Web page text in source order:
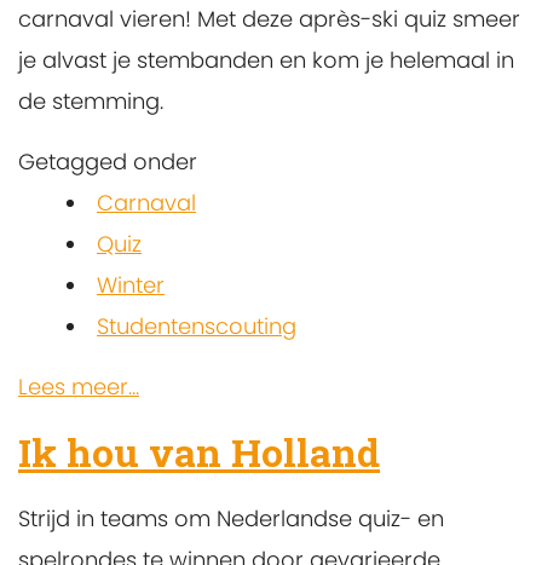
carnaval vieren! Met deze après-ski quiz smeer
je alvast je stembanden en kom je helemaal in
de stemming.
Getagged onder
Carnaval
Quiz
Winter
Studentenscouting
Lees meer...
Ik hou van Holland
Strijd in teams om Nederlandse quiz- en